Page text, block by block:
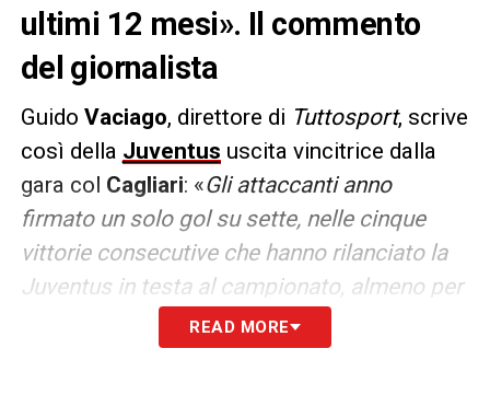
ultimi 12 mesi». Il commento
del giornalista
Guido Vaciago, direttore di Tuttosport, scrive
così della Juventus uscita vincitrice dalla
gara col Cagliari: «Gli attaccanti anno
firmato un solo gol su sette, nelle cinque
vittorie consecutive che hanno rilanciato la
Juventus in testa al campionato, almeno per
qualche ora. Il che si presta a una visione
pessimista o ottimista: perché da una parte
READ MORE